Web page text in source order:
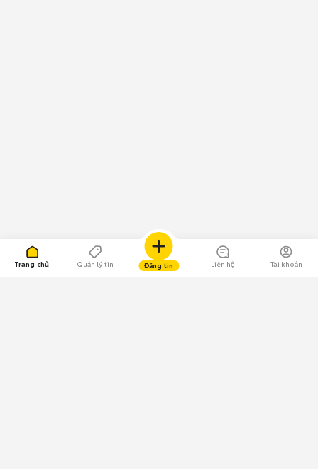
Trang chủ Quản lý tin Đăng tin Liên hệ Tài khoản